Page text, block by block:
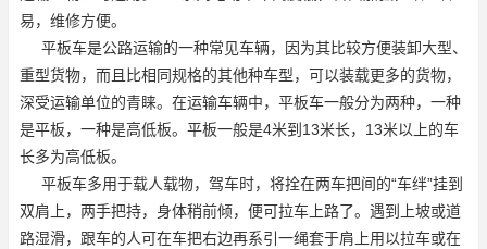
易，维修方便。
平板车是公路运输的一种常见车辆，因为其比较方便装卸大型、
重型货物，而且比相同规格的其他种车型，可以装载更多的货物，
深受运输单位的青睐。在运输车辆中，平板车一般分为两种，一种
是平板，一种是高低板。平板一般是4米到13米长，13米以上的车
长多为高低板。
平板车多用于载人载物，驾车时，将拴在两车把间的“车绊”挂到
双肩上，两手把持，身体稍前倾，便可拉车上路了。遇到上坡或道
路湿滑，跟车的人可在车把右边再系引一绳套于肩上用以拉车或在